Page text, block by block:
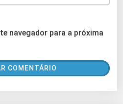
navegador para a próxima